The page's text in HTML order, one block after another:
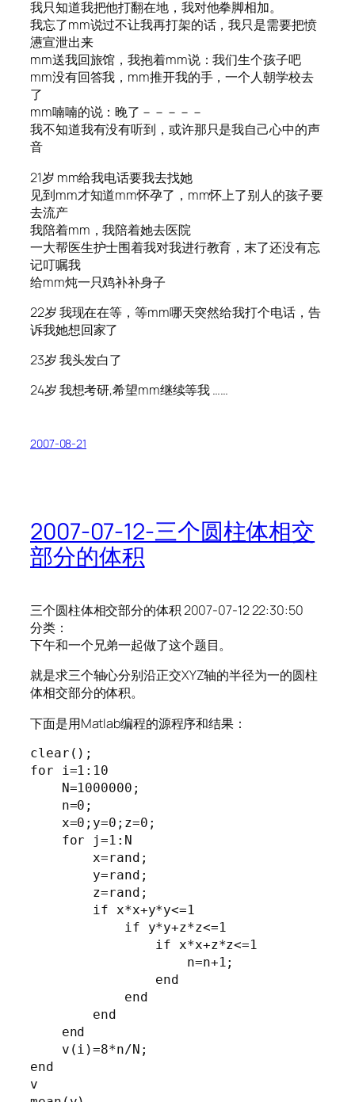
我只知道我把他打翻在地，我对他拳脚相加。
我忘了mm说过不让我再打架的话，我只是需要把愤
懑宣泄出来
mm送我回旅馆，我抱着mm说：我们生个孩子吧
mm没有回答我，mm推开我的手，一个人朝学校去
了
mm喃喃的说：晚了－－－－－
我不知道我有没有听到，或许那只是我自己心中的声
音
21岁 mm给我电话要我去找她
见到mm才知道mm怀孕了，mm怀上了别人的孩子要
去流产
我陪着mm，我陪着她去医院
一大帮医生护士围着我对我进行教育，末了还没有忘
记叮嘱我
给mm炖一只鸡补补身子
22岁 我现在在等，等mm哪天突然给我打个电话，告
诉我她想回家了
23岁 我头发白了
24岁 我想考研,希望mm继续等我 ……
2007-08-21
2007-07-12-三个圆柱体相交
部分的体积
三个圆柱体相交部分的体积 2007-07-12 22:30:50
分类：
下午和一个兄弟一起做了这个题目。
就是求三个轴心分别沿正交XYZ轴的半径为一的圆柱
体相交部分的体积。
下面是用Matlab编程的源程序和结果：
clear();
for i=1:10
    N=1000000;
    n=0;
    x=0;y=0;z=0;
    for j=1:N
        x=rand;
        y=rand;
        z=rand;
        if x*x+y*y<=1
            if y*y+z*z<=1
                if x*x+z*z<=1
                    n=n+1;
                end
            end
        end
    end
    v(i)=8*n/N;
end
v